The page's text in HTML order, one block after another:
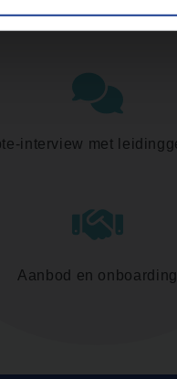
Assessment
interview met
Aanbod en onboarding